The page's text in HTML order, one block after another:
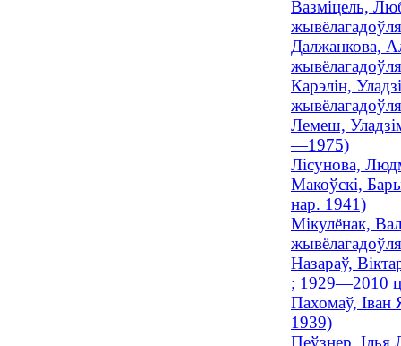
Вазміцель,
Далжанкова,
Карэлін,
Лемеш,
—1975)
Лісунова,
Макоўскі,
нар. 1941)
Мікулёнак,
Назараў,
; 1929—2010
Пахомаў, Іван
1939)